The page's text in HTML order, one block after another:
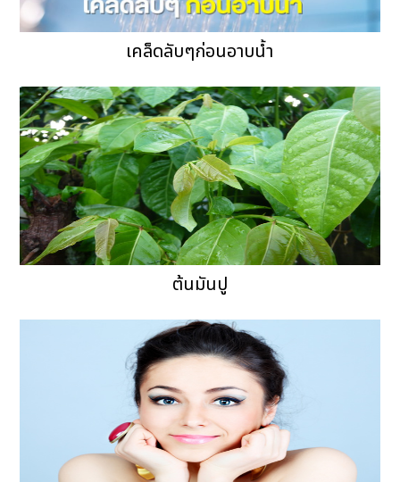
เคล็ดลับๆก่อนอาบน้ำ
ต้นมันปู